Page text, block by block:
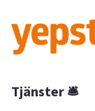
Tjänster 🛎